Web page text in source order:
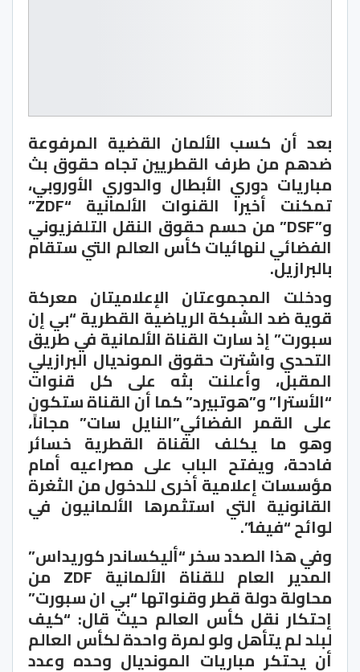
بعد أن كسب الألمان القضية المرفوعة
ضدهم من طرف القطريين تجاه حقوق بث
مباريات دوري الأبطال والدوري الأوروبي،
تمكنت أخيرا القنوات الألمانية “ZDF”
و”DSF” من حسم حقوق النقل التلفزيوني
الفضائي لنهائيات كأس العالم التي ستقام
بالبرازيل.
ودخلت المجموعتان الإعلاميتان معركة
قوية ضد الشبكة الرياضية القطرية “بي إن
سبورت” إذ سارت القناة الألمانية في طريق
التحدي واشترت حقوق المونديال البرازيلي
المقبل، وأعلنت بثه على كل قنوات
“الأسترا” و”هوتبيرد” كما أن القناة ستكون
على القمر الفضائي”النايل سات” مجاناً،
وهو ما يكلف القناة القطرية خسائر
فادحة، ويفتح الباب على مصراعيه أمام
مؤسسات إعلامية أخرى للدخول من الثغرة
القانونية التي استثمرها الألمانيون في
لوائح “فيفا”.
وفي هذا الصدد سخر “أليكساندر كوريداس”
المدير العام للقناة الألمانية ZDF من
محاولة دولة قطر وقنواتها “بي ان سبورت”
إحتكار نقل كأس العالم حيث قال: “كيف
لبلد لم يتأهل ولو لمرة واحدة لكأس العالم
أن يحتكر مباريات المونديال وحده وعدد